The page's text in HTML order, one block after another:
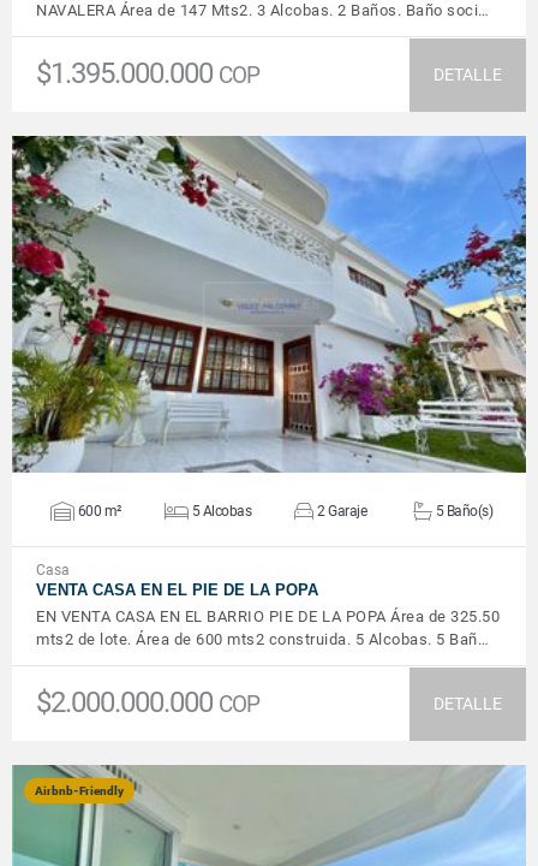
NAVALERA Área de 147 Mts2. 3 Alcobas. 2 Baños. Baño soci…
$1.395.000.000 COP DETALLE
VER DETALLES
600 m² 5 Alcobas 2 Garaje 5 Baño(s)
Casa
VENTA CASA EN EL PIE DE LA POPA
EN VENTA CASA EN EL BARRIO PIE DE LA POPA Área de 325.50
mts2 de lote. Área de 600 mts2 construida. 5 Alcobas. 5 Bañ…
$2.000.000.000 COP DETALLE
Airbnb-Friendly